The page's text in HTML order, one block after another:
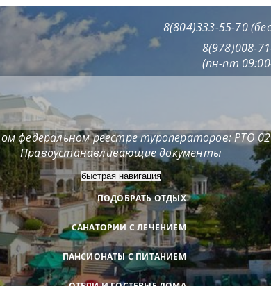
8(804)333-55-70
8(978)008-
(пн-пт
федеральном реестре туроператоров: РТО
Правоустанавливающие документы
быстрая навигация
ПОДОБРАТЬ ОТДЫХ
САНАТОРИИ С ЛЕЧЕНИЕМ
ПАНСИОНАТЫ С ПИТАНИЕМ